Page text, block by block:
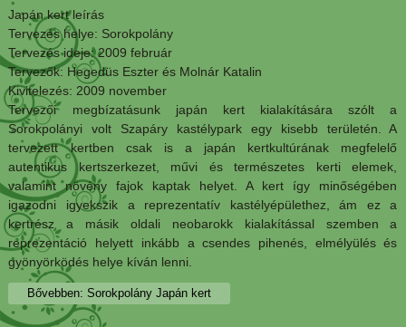
Japán kert leírás
Tervezés helye: Sorokpolány
Tervezés ideje: 2009 február
Tervezők: Hegedüs Eszter és Molnár Katalin
Kivitelezés: 2009 november
Tervezői megbízatásunk japán kert kialakítására szólt a
Sorokpolányi volt Szapáry kastélypark egy kisebb területén. A
tervezett kertben csak is a japán kertkultúrának megfelelő
autentikus kertszerkezet, művi és természetes kerti elemek,
valamint növény fajok kaptak helyet. A kert így minőségében
igazodni igyekszik a reprezentatív kastélyépülethez, ám ez a
kertrész a másik oldali neobarokk kialakítással szemben a
reprezentáció helyett inkább a csendes pihenés, elmélyülés és
gyönyörködés helye kíván lenni.
Bővebben: Sorokpolány Japán kert